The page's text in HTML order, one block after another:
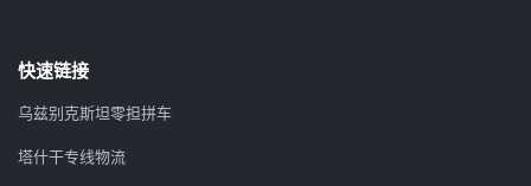
快速链接
乌兹别克斯坦零担拼车
塔什干专线物流